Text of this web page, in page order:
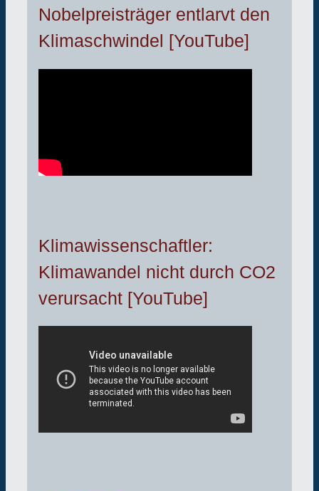
Nobelpreisträger entlarvt den
Klimaschwindel [YouTube]
Klimawissenschaftler:
Klimawandel nicht durch CO2
verursacht [YouTube]